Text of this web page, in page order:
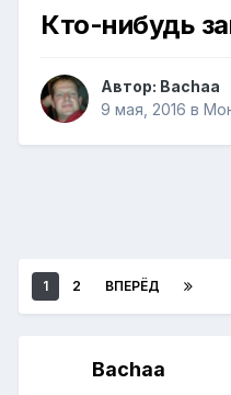
Кто-нибудь
Автор: Bachaa
9 мая, 2016 в
1 2 ВПЕРЁД
Bachaa